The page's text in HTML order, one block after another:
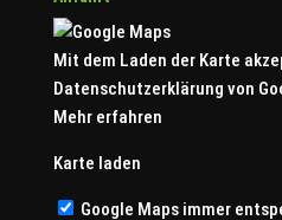
Mit dem Laden der Karte
Datenschutzerklärung von
Mehr erfahren
Karte laden
Google Maps immer